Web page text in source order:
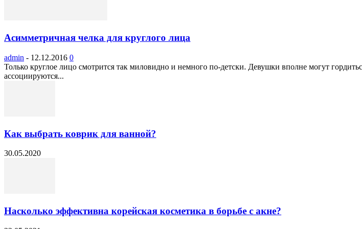
Асимметричная челка для круглого лица
admin - 12.12.2016 0
Только круглое лицо смотрится так миловидно и немного по-детски. Девушки вполне могут
ассоциируются...
Как выбрать коврик для ванной?
30.05.2020
Насколько эффективна корейская косметика в борьбе с акне?